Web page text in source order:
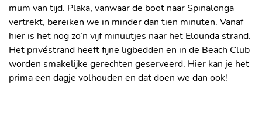
mum van tijd. Plaka, vanwaar de boot naar Spinalonga
vertrekt, bereiken we in minder dan tien minuten. Vanaf
hier is het nog zo’n vijf minuutjes naar het Elounda strand.
Het privéstrand heeft fijne ligbedden en in de Beach Club
worden smakelijke gerechten geserveerd. Hier kan je het
prima een dagje volhouden en dat doen we dan ook!
AL FRESCO DINING BIJ ELOUNDA